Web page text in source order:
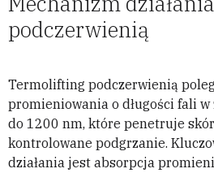
podczerwienią
Termolifting podczerwienią
promieniowania o długości fali
do 1200 nm, które penetruje
kontrolowane podgrzanie.
działania jest absorpcja